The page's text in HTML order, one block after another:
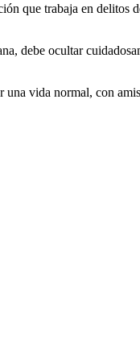
que trabaja en delitos
debe ocultar
vida normal, con